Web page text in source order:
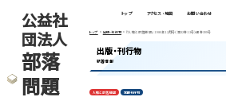
公益社
団法人
部落
問題
トップ アクセス・地図 お問い合わせ
トップ 出版・刊行物 『人権と部落問題』 1980年12月号（第32巻13号）通巻399号
出版・刊行物
新着情報
人権と部落問題 定期刊行物